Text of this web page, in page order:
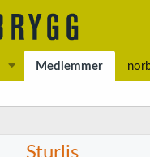
Medlemmer